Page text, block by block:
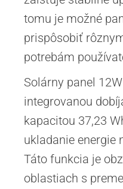
tomu je možné
prispôsobiť
potrebám
Solárny panel
integrovanou
kapacitou 37,23
ukladanie energie
Táto funkcia je
oblastiach s